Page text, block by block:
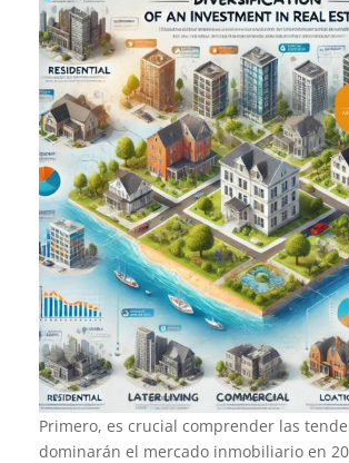
Primero, es crucial comprender las
dominarán el mercado inmobiliario en